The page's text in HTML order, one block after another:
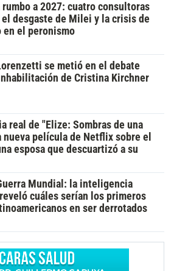
rumbo a 2027: cuatro consultoras
desgaste de Milei y la crisis de
en el peronismo
se metió en el debate
de Cristina Kirchner
real de "Elize: Sombras de una
nueva película de Netflix sobre el
esposa que descuartizó a su
Mundial: la inteligencia
cuáles serían los primeros
en ser derrotados